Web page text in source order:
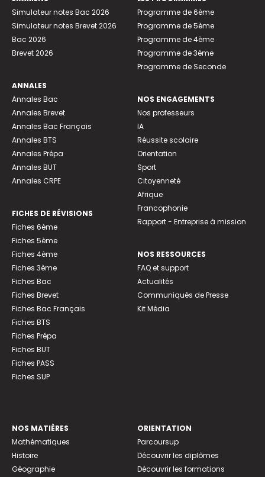
Simulateur notes Bac 2026
Simulateur notes Brevet 2026
Bac 2026
Brevet 2026
ANNALES
Annales Bac
Annales Brevet
Annales Bac Français
Annales BTS
Annales Prépa
Annales BUT
Annales CRPE
FICHES DE RÉVISIONS
Fiches 6ème
Fiches 5ème
Fiches 4ème
Fiches 3ème
Fiches Bac
Fiches Brevet
Fiches Bac Français
Fiches BTS
Fiches Prépa
Fiches BUT
Fiches PASS
Fiches SUP
Programme de 6ème
Programme de 5ème
Programme de 4ème
Programme de 3ème
Programme de Seconde
NOS ENGAGEMENTS
Nos professeurs
IA
Réussite scolaire
Orientation
Sport
Citoyenneté
Afrique
Francophonie
Rapport - Entreprise à mission
NOS RESSOURCES
FAQ et support
Actualités
Communiqués de Presse
Kit Média
NOS MATIÈRES
Mathématiques
Histoire
Géographie
ORIENTATION
Parcoursup
Découvrir les diplômes
Découvrir les formations